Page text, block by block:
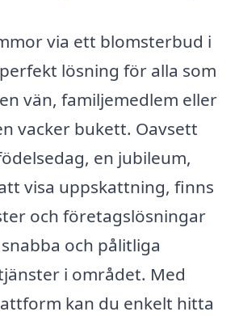
via ett blomsterbud i
lösning för alla som
vän, familjemedlem eller
vacker bukett. Oavsett
en jubileum,
visa uppskattning, finns
och företagslösningar
och pålitliga
i området. Med
kan du enkelt hitta